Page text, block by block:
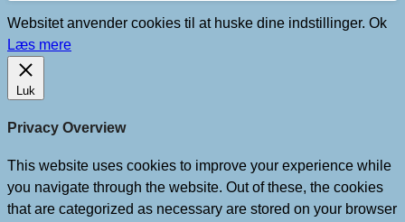
Websitet anvender cookies til at huske dine indstillinger. Ok
Læs mere
Luk
Privacy Overview
This website uses cookies to improve your experience while
you navigate through the website. Out of these, the cookies
that are categorized as necessary are stored on your browser